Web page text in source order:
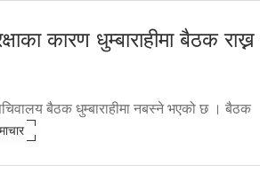
कारण धुम्बाराहीमा बैठक राख्न
बैठक धुम्बाराहीमा नबस्ने भएको छ । बैठक